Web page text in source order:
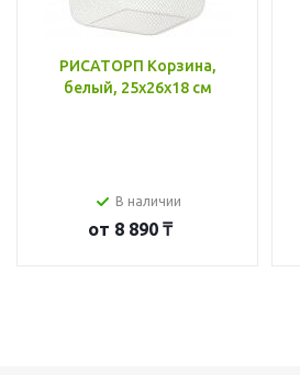
РИСАТОРП Корзина,
белый, 25x26x18 см
В наличии
от 8 890 ₸